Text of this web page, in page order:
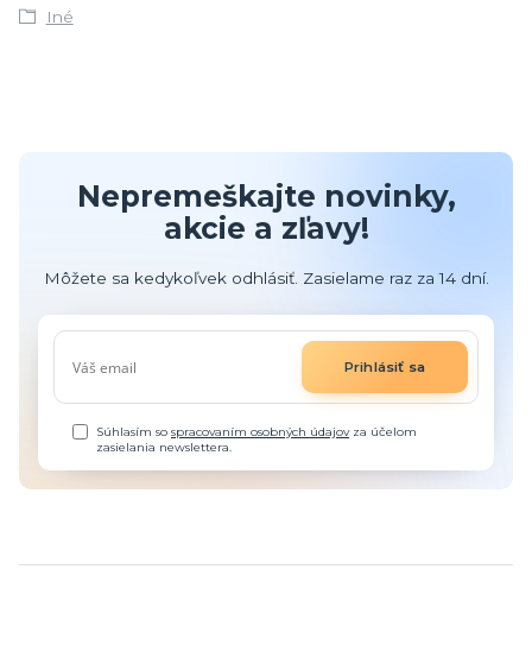
Iné
Nepremeškajte novinky,
akcie a zľavy!
Môžete sa kedykoľvek odhlásiť. Zasielame raz za 14 dní.
Prihlásiť sa
Súhlasím sospracovaním osobných údajovza účelom
zasielania newslettera.